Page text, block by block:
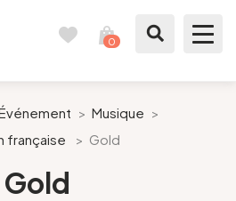
0
> Musique >
française
> Gold
Gold